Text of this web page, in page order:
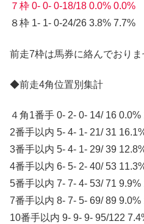
７枠 0- 0- 0-18/18 0.0% 0.0%
８枠 1- 1- 0-24/26 3.8% 7.7%
前走7枠は馬券に絡んでおりま
◆前走4角位置別集計
４角1番手 0- 2- 0- 14/ 16 0.0%
2番手以内 5- 4- 1- 21/ 31
3番手以内 5- 4- 1- 29/ 39
4番手以内 6- 5- 2- 40/ 53
5番手以内 7- 7- 4- 53/ 71 9.9%
7番手以内 8- 7- 5- 69/ 89 9.0%
10番手以内 9- 9- 9- 95/122